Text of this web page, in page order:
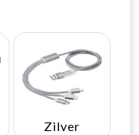
Zilver